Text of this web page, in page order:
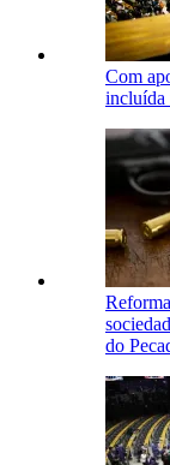
Com
incluída
do